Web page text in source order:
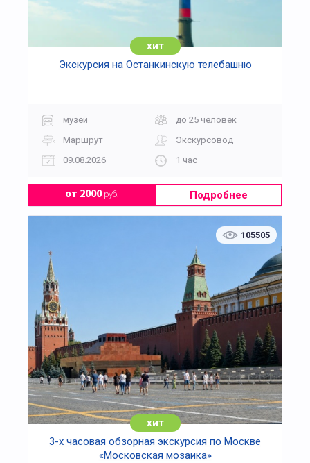
хит
Экскурсия на Останкинскую телебашню
музей
до 25 человек
Маршрут
Экскурсовод
09.08.2026
1 час
от 2000руб. Подробнее
105505
хит
3-х часовая обзорная экскурсия по Москве
«Московская мозаика»